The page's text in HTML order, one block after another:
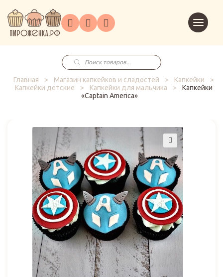
ГлавнаяКаталог
на
заказ
Праздники
Корпоративным
клиентам
в
корзину
Поиск
товаров
Главная
> Магазин капкейков и сладостей > Капкейки
>
Капкейки детские
> Капкейки для мальчика >
Капкейки
«Captain America»